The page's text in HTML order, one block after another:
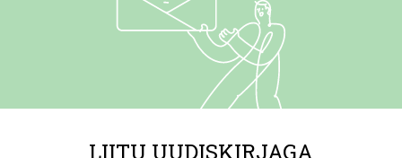
LIITU UUDISKIRJAGA